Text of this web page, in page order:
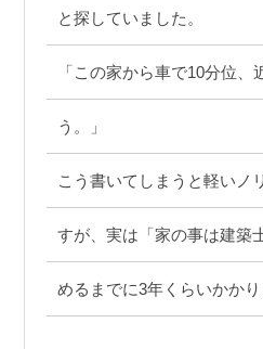
と探していました。
「この家から車で10分位、
う。」
こう書いてしまうと軽いノ
すが、実は「家の事は建築
めるまでに3年くらいかかり